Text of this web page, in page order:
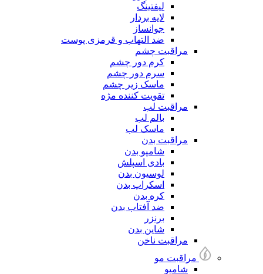
لیفتینگ
لایه بردار
جوانساز
ضد التهاب و قرمزی پوست
مراقبت چشم
کرم دور چشم
سرم دور چشم
ماسک زیر چشم
تقویت کننده مژه
مراقبت لب
بالم لب
ماسک لب
مراقبت بدن
شامپو بدن
بادی اسپلش
لوسیون بدن
اسکراپ بدن
کره بدن
ضد آفتاب بدن
برنزر
شاین بدن
مراقبت ناخن
مراقبت مو
شامپو